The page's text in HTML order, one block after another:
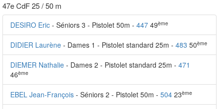
47e CdF 25 / 50 m
DESIRO Eric - Séniors 3 - Pistolet 50m - 447 49ème
DIDIER Laurène - Dames 1 - Pistolet standard 25m - 483 50ème
DIEMER Nathalie - Dames 2 - Pistolet standard 25m - 471
46ème
EBEL Jean-François - Séniors 2 - Pistolet 50m - 504 23ème